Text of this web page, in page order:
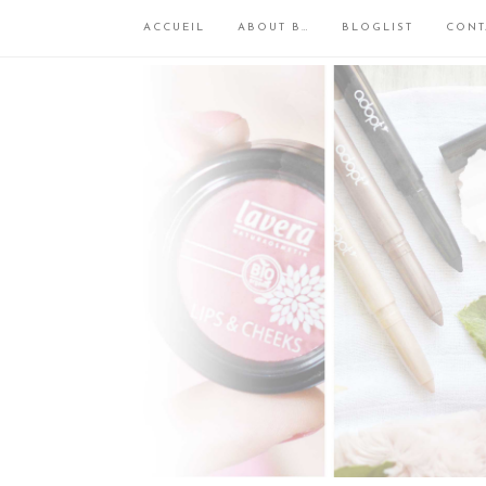
ACCUEIL ABOUT B… BLOGLIST